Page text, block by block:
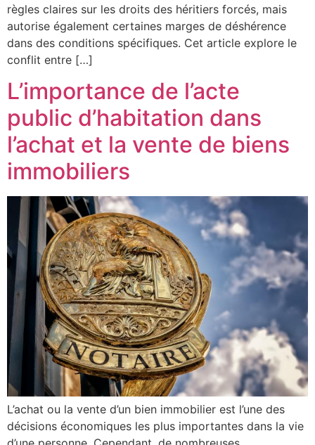
règles claires sur les droits des héritiers forcés, mais
autorise également certaines marges de déshérence
dans des conditions spécifiques. Cet article explore le
conflit entre […]
L’importance de l’acte
public d’habitation dans
l’achat et la vente de biens
immobiliers
L’achat ou la vente d’un bien immobilier est l’une des
décisions économiques les plus importantes dans la vie